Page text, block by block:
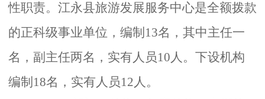
性职责。江永县旅游发展服务中心是全额拨款
的正科级事业单位，编制 13名，其中主任一
名，副主任两名，实有人员10人。下设机构
编制 18名，实有人员12人。